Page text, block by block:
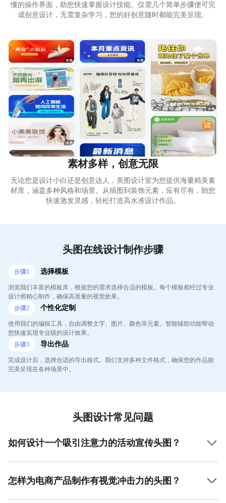
懂的操作界面，助您快速掌握设计技能。仅需几个简单步骤便可完
成创意设计，无需复杂学习，您的好创意随时都能完美呈现。
素材多样，创意无限
无论您是设计小白还是创意达人，美图设计室为您提供海量精美素
材库，涵盖多种风格和场景。从插图到装饰元素，应有尽有，助您
快速激发灵感，轻松打造高水准设计作品。
头图在线设计制作步骤
步骤1 选择模板
浏览我们丰富的模板库，根据您的需求选择合适的模板。每个模板都经过专业
设计师精心制作，确保高质量的视觉效果。
步骤2 个性化定制
使用我们的编辑工具，自由调整文字、图片、颜色等元素。智能辅助功能帮动
您快速实现专业级的设计效果。
步骤3 导出作品
完成设计后，选择合适的导出格式。我们支持多种文件格式，确保您的作品能
完美呈现在各种场景中。
头图设计常见问题
如何设计一个吸引注意力的活动宣传头图？
晰、易读的字体并搭配合理的文字排版，确保主题信息直观
传递；增加适量装饰元素，如图形边框或渐变背景，使头图
怎样为电商产品制作有视觉冲击力的头图？